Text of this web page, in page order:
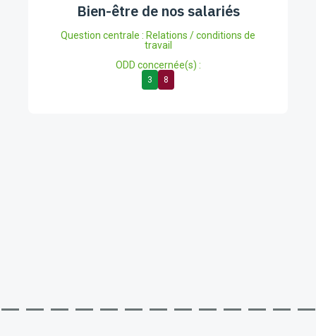
Bien-être de nos salariés
Question centrale : Relations / conditions de
travail
ODD concernée(s) :
3 8